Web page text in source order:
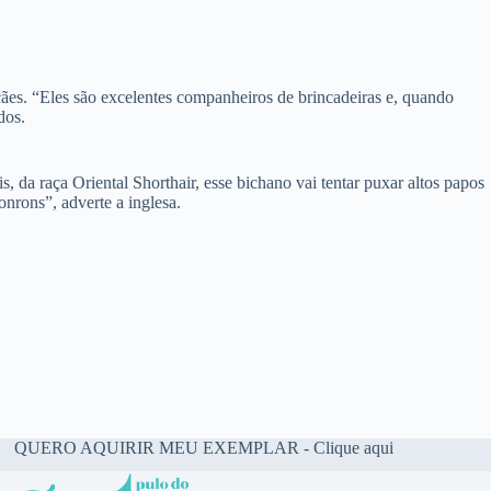
“Eles são excelentes companheiros de brincadeiras e, quando
da raça Oriental Shorthair, esse bichano vai tentar puxar altos papos
adverte a inglesa.
QUERO AQUIRIR MEU EXEMPLAR - Clique aqui